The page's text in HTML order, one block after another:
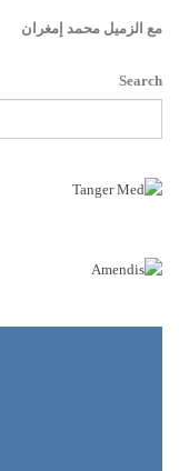
مع الزميل محمد إمغران
Search